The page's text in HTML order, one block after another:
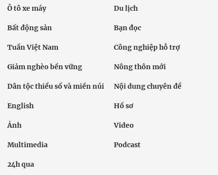
Ô tô xe máy Du lịch
Bất động sản Bạn đọc
Tuần Việt Nam Công nghiệp hỗ trợ
Giảm nghèo bền vững Nông thôn mới
Dân tộc thiểu số và miền núi Nội dung chuyên đề
English Hồ sơ
Ảnh Video
Multimedia Podcast
24h qua